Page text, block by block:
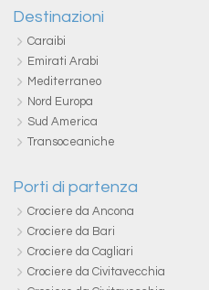
Destinazioni
Caraibi
Emirati Arabi
Mediterraneo
Nord Europa
Sud America
Transoceaniche
Porti di partenza
Crociere da Ancona
Crociere da Bari
Crociere da Cagliari
Crociere da Civitavecchia